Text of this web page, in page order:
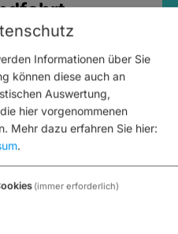
Informationen über Sie
können diese auch an
Auswertung,
hier vorgenommenen
Mehr dazu erfahren Sie hier:
.
(immer erforderlich)